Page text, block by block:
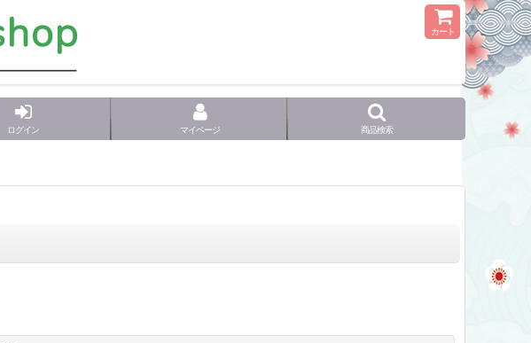
カート
ログイン マイページ 商品検索